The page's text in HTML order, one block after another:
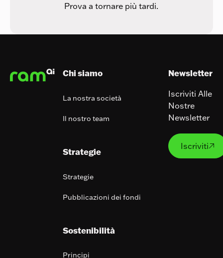
Prova a tornare più tardi.
Chi siamo
La nostra società
Il nostro team
Strategie
Strategie
Pubblicazioni dei fondi
Sostenibilità
Principi
Newsletter
Iscriviti Alle
Nostre
Newsletter
Iscriviti